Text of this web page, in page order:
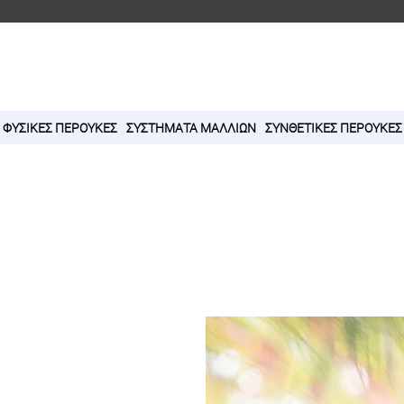
ΦΥΣΙΚΕΣ ΠΕΡΟΥΚΕΣ ΣΥΣΤΗΜΑΤΑ ΜΑΛΛΙΩΝ ΣΥΝΘΕΤΙΚΕΣ ΠΕΡΟΥΚΕΣ